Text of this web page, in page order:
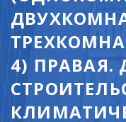
4) ПРАВАЯ.